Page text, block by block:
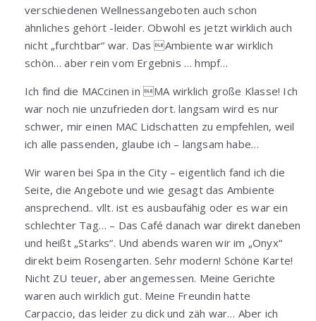
verschiedenen Wellnessangeboten auch schon
ähnliches gehört -leider. Obwohl es jetzt wirklich auch
nicht „furchtbar“ war. Das Ambiente war wirklich
schön… aber rein vom Ergebnis … hmpf…
Ich find die MACcinen in MA wirklich große Klasse! Ich
war noch nie unzufrieden dort. langsam wird es nur
schwer, mir einen MAC Lidschatten zu empfehlen, weil
ich alle passenden, glaube ich – langsam habe…
Wir waren bei Spa in the City – eigentlich fand ich die
Seite, die Angebote und wie gesagt das Ambiente
ansprechend.. vllt. ist es ausbaufähig oder es war ein
schlechter Tag… – Das Café danach war direkt daneben
und heißt „Starks“. Und abends waren wir im „Onyx“
direkt beim Rosengarten. Sehr modern! Schöne Karte!
Nicht ZU teuer, aber angemessen. Meine Gerichte
waren auch wirklich gut. Meine Freundin hatte
Carpaccio, das leider zu dick und zäh war… Aber ich